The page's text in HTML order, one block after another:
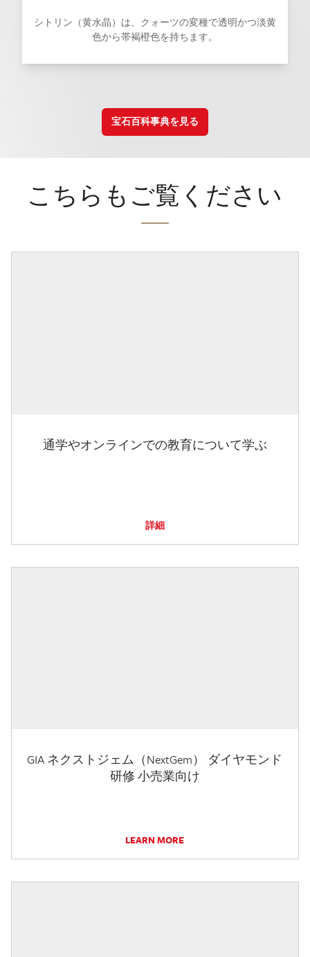
シトリン（黄水晶）は、クォーツの変種で透明かつ淡黄
色から帯褐橙色を持ちます。
宝石百科事典を見る
こちらもご覧ください
通学やオンラインでの教育について学ぶ
詳細
GIA ネクストジェム（NextGem） ダイヤモンド
研修 小売業向け
LEARN MORE